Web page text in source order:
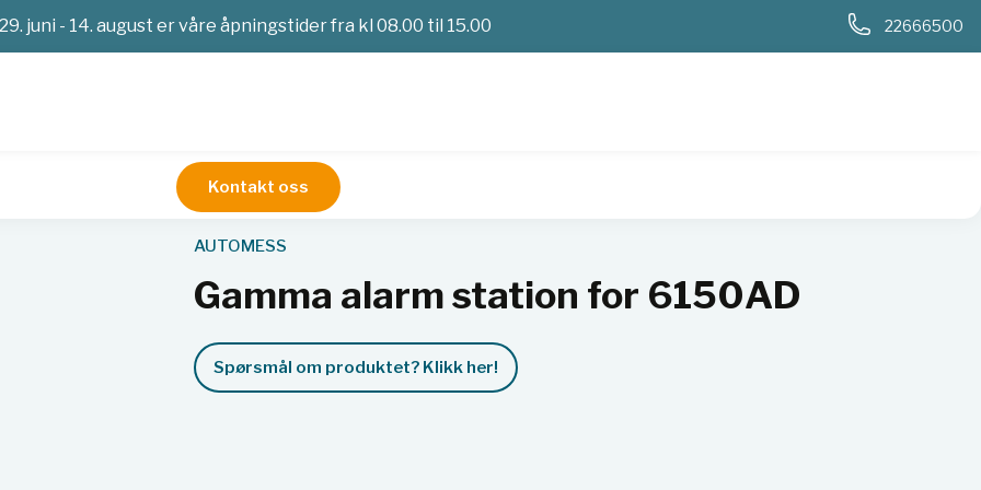
29. juni - 14. august er våre åpningstider fra kl 08.00 til 15.00 22666500
Kontakt oss
Alfa-Beta-Gammastråling
AUTOMESS
Gamma alarm station for 6150AD
Spørsmål om produktet? Klikk her!